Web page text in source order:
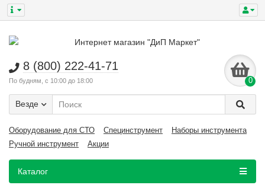
8 (800) 222-41-71
По будням, с 10:00 до 18:00 0
Везде
Оборудование для СТО Специнструмент
Наборы инструмента
Ручной инструмент
Акции
Каталог